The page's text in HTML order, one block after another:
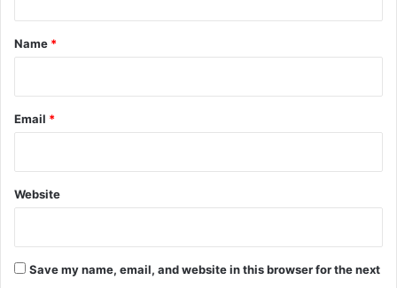
*
Name *
Email *
Website
Save my name, email, and website in this browser for the next